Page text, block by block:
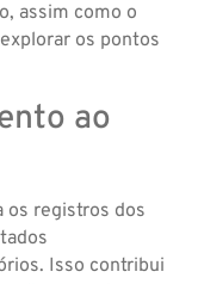
assim como o
os pontos
ao
os registros dos
Isso contribui